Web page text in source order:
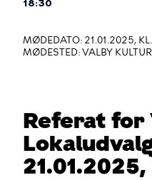
her
18:30
MØDEDATO: 21.01.2025,
MØDESTED: VALBY
Referat for
21.01.2025,